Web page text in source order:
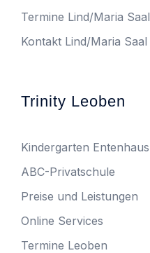
Termine Lind/Maria Saal
Kontakt Lind/Maria Saal
Trinity Leoben
Kindergarten Entenhaus
ABC-Privatschule
Preise und Leistungen
Online Services
Termine Leoben